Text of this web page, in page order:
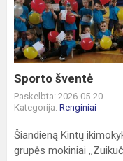
Sporto šventė
Paskelbta: 2026-05-20
Kategorija: Renginiai
Šiandieną Kintų
grupės mokiniai